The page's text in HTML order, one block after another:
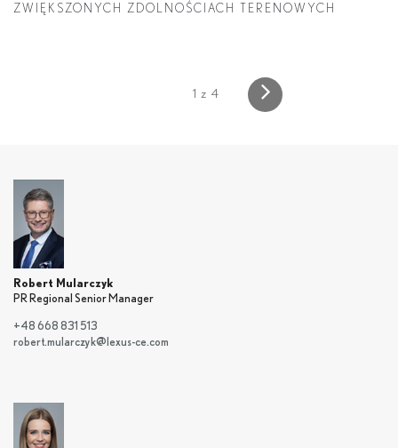
ZWIĘKSZONYCH ZDOLNOŚCIACH TERENOWYCH
1 z 4
Robert Mularczyk
PR Regional Senior Manager
+48 668 831 513
robert.mularczyk@lexus-ce.com